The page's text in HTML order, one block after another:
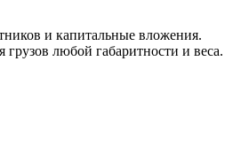
и капитальные вложения.
грузов любой габаритности и веса.